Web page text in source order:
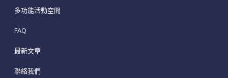
多功能活動空間
FAQ
最新文章
聯絡我們